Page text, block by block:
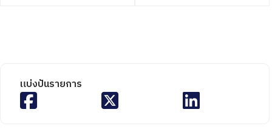
แบ่งปันรายการ